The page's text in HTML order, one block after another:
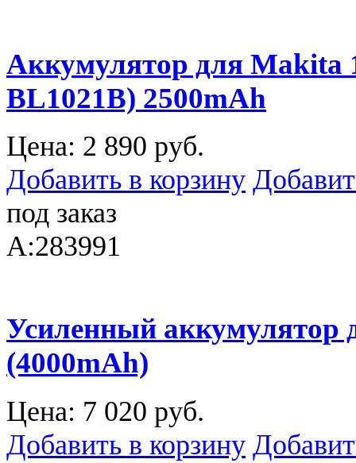
Аккумулятор для Makita
BL1021B) 2500mAh
Цена: 2 890 руб.
Добавить в корзину
под заказ
A:283991
Усиленный аккумулятор
(4000mAh)
Цена: 7 020 руб.
Добавить в корзину